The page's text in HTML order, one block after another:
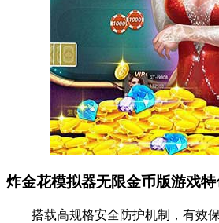
炸金花模拟器无限金币版游戏特
搭载高规格安全防护机制，有效保